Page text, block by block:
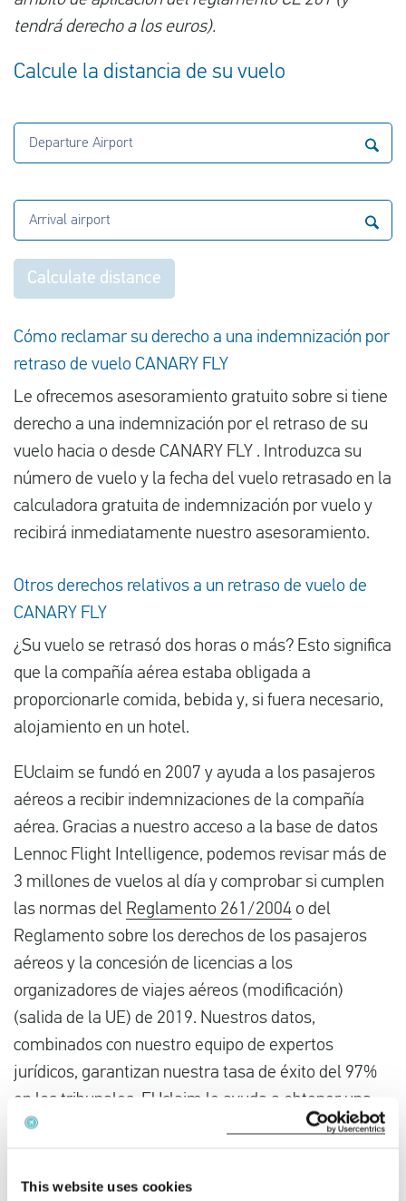
This website uses cookies
tendrá derecho a los euros).
Calcule la distancia de su vuelo
Departure Airport
Arrival airport
Calculate distance
Cómo reclamar su derecho a una indemnización por
retraso de vuelo CANARY FLY
Le ofrecemos asesoramiento gratuito sobre si tiene
derecho a una indemnización por el retraso de su
vuelo hacia o desde CANARY FLY . Introduzca su
número de vuelo y la fecha del vuelo retrasado en la
calculadora gratuita de indemnización por vuelo y
recibirá inmediatamente nuestro asesoramiento.
Otros derechos relativos a un retraso de vuelo de
CANARY FLY
¿Su vuelo se retrasó dos horas o más? Esto significa
que la compañía aérea estaba obligada a
proporcionarle comida, bebida y, si fuera necesario,
alojamiento en un hotel.
EUclaim se fundó en 2007 y ayuda a los pasajeros
aéreos a recibir indemnizaciones de la compañía
aérea. Gracias a nuestro acceso a la base de datos
Lennoc Flight Intelligence, podemos revisar más de
3 millones de vuelos al día y comprobar si cumplen
las normas del Reglamento 261/2004 o del
Reglamento sobre los derechos de los pasajeros
aéreos y la concesión de licencias a los
organizadores de viajes aéreos (modificación)
(salida de la UE) de 2019. Nuestros datos,
combinados con nuestro equipo de expertos
jurídicos, garantizan nuestra tasa de éxito del 97%
en los tribunales. EUclaim le ayuda a obtener una
indemnización por el
cancelación desu